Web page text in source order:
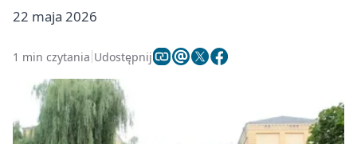
22 maja 2026
1 min czytania Udostępnij